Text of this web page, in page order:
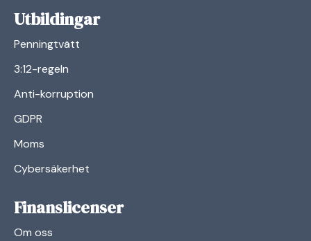
Utbildingar
Penningtvätt
3:12-regeln
Anti-korruption
GDPR
Moms
Cybersäkerhet
Finanslicenser
Om oss